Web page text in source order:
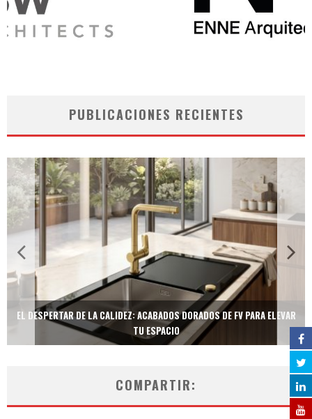
PUBLICACIONES RECIENTES
EL DESPERTAR DE LA CALIDEZ: ACABADOS DORADOS DE FV PARA ELEVAR
TU ESPACIO
COMPARTIR: